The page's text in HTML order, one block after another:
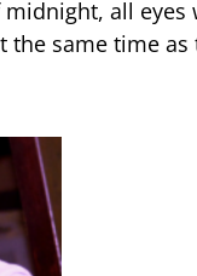
all
same time